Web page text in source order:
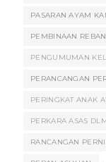
PASARAN AYAM
PEMBINAAN REBAN
PENGUMUMAN
PERANCANGAN
PERINGKAT ANAK
PERKARA ASAS
RANCANGAN